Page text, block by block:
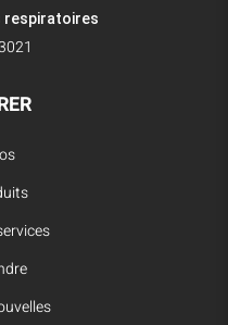
respiratoires